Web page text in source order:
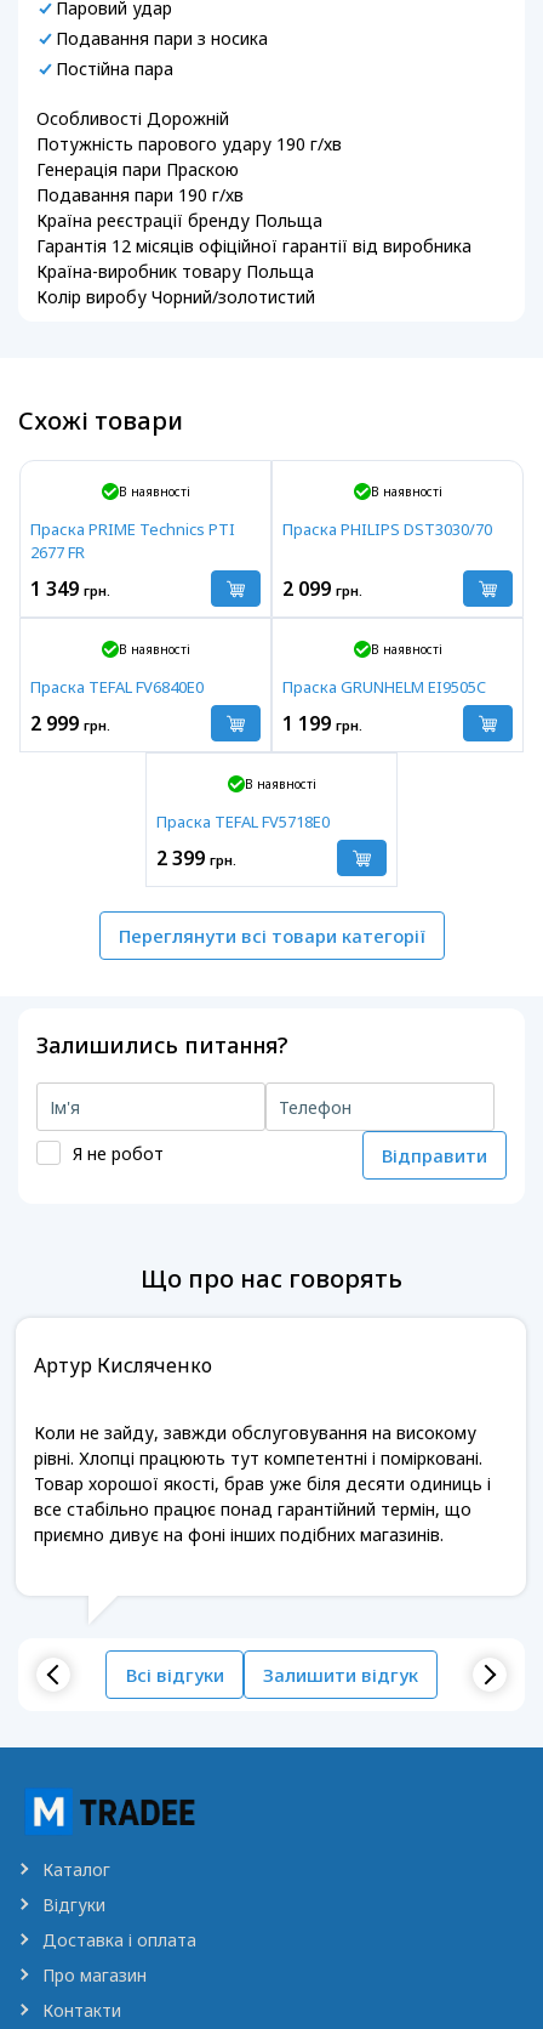
Паровий удар
Подавання пари з носика
Постійна пара
Особливості Дорожній
Потужність парового удару 190 г/хв
Генерація пари Праскою
Подавання пари 190 г/хв
Країна реєстрації бренду Польща
Гарантія 12 місяців офіційної гарантії від виробника
Країна-виробник товару Польща
Колір виробу Чорний/золотистий
Схожі товари
В наявності
Праска PRIME Technics PTI
2677 FR
1 349 грн.
В наявності
Праска PHILIPS DST3030/70
2 099 грн.
В наявності
Праска TEFAL FV6840E0
2 999 грн.
В наявності
Праска GRUNHELM EI9505C
1 199 грн.
В наявності
Праска TEFAL FV5718E0
2 399 грн.
Переглянути всі товари категорії
Залишились питання?
Я не робот Відправити
Що про нас говорять
Артур Кисляченко
Коли не зайду, завжди обслуговування на високому
рівні. Хлопці працюють тут компетентні і помірковані.
Товар хорошої якості, брав уже біля десяти одиниць і
все стабільно працює понад гарантійний термін, що
приємно дивує на фоні інших подібних магазинів.
Всі відгуки Залишити відгук
Каталог
Відгуки
Доставка і оплата
Про магазин
Контакти